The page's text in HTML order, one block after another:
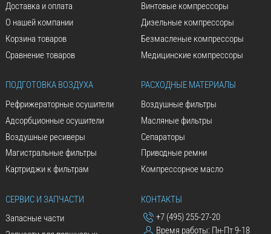
Доставка и оплата
О нашей компании
Корзина товаров
Сравнение товаров
Винтовые компрессоры
Дизельные компрессоры
Безмасленые компрессоры
Медицинские компрессоры
ПОДГОТОВКА ВОЗДУХА
Рефрижераторные осушители
Адсорбционные осушители
Воздушные ресиверы
Магистральные фильтры
Картриджи к фильтрам
РАСХОДНЫЕ МАТЕРИАЛЫ
Воздушные фильтры
Масляные фильтры
Сепараторы
Приводные ремни
Компрессорное масло
СЕРВИС И ЗАПЧАСТИ
Запасные части
КОНТАКТЫ
+7 (495) 255-27-20
Время работы: Пн-Пт 9-18